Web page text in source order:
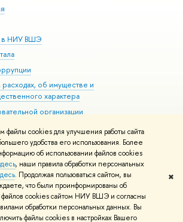
файлы cookies для улучшения работы сайта
удобства его использования. Более
об использовании файлов cookies
, наши правила обработки персональных
. Продолжая пользоваться сайтом, вы
что были проинформированы об
файлов cookies сайтом НИУ ВШЭ и согласны
обработки персональных данных. Вы
файлы cookies в настройках Вашего
✖
в НИУ ВШЭ
об имуществе и
характера
организации
возможностями здоровья
Адреса и контакты Условия использования
конфиденциальности Карта сайта
Slab разработаны вШколе дизайна НИУ ВШЭ